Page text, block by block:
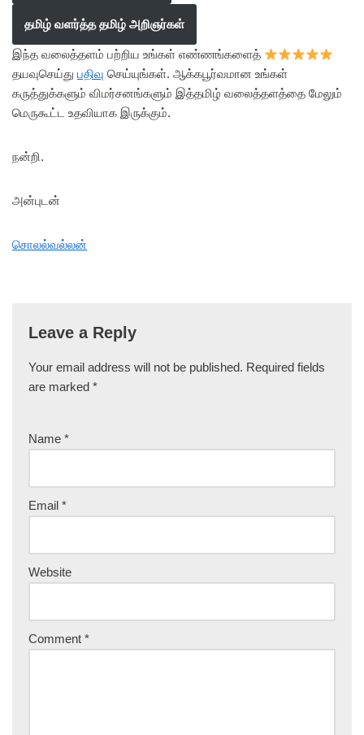
தமிழ் வளர்த்த தமிழ் அறிஞர்கள்
இந்த வலைத்தளம் பற்றிய உங்கள் எண்ணங்களைத்
தயவுசெய்து பதிவு செய்யுங்கள். ஆக்கபூர்வமான உங்கள்
கருத்துக்களும் விமர்சனங்களும் இத்தமிழ் வலைத்தளத்தை மேலும்
மெருகூட்ட உதவியாக இருக்கும்.
நன்றி.
அன்புடன்
சொலல்வல்லன்
Leave a Reply
Your email address will not be published. Required fields
are marked *
Name *
Email *
Website
Comment *